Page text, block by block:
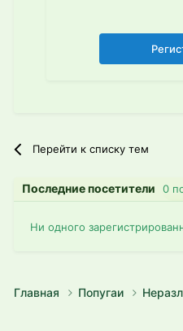
Перейти к списку тем
Последние посетители 0
Ни одного
Главная Попугаи